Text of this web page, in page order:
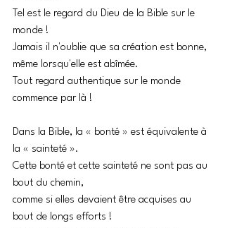
Tel est le regard du Dieu de la Bible sur le
monde !
Jamais il n'oublie que sa création est bonne,
même lorsqu'elle est abîmée.
Tout regard authentique sur le monde
commence par là !
Dans la Bible, la « bonté » est équivalente à
la « sainteté ».
Cette bonté et cette sainteté ne sont pas au
bout du chemin,
comme si elles devaient être acquises au
bout de longs efforts !